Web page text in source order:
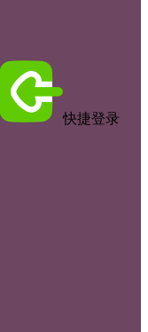
快捷登录